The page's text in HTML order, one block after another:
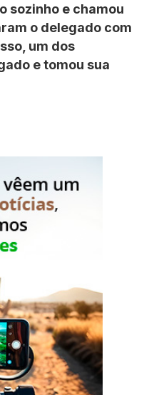
sozinho e chamou
o delegado com
um dos
e tomou sua